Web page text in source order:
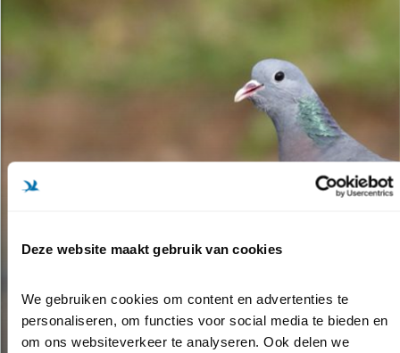
Deze website maakt gebruik van cookies
We gebruiken cookies om content en advertenties te
personaliseren, om functies voor social media te bieden en
om ons websiteverkeer te analyseren. Ook delen we
BELEEF DE LENTE: EEN NIEUWE SOORT
VOOR DE CAMERA!